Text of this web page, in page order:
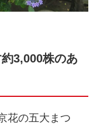
3,000株のあ
花の五大まつ